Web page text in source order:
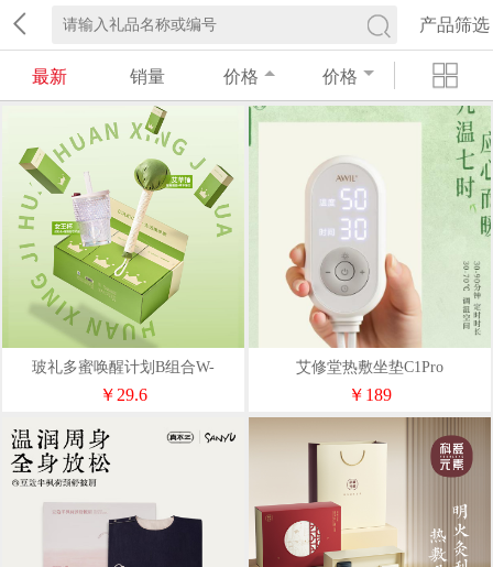
产品筛选
最新 销量 价格 价格
玻礼多蜜唤醒计划B组合W-
HXJH/B
￥29.6
艾修堂热敷坐垫C1Pro
￥189